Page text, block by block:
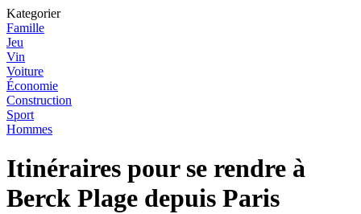
Kategorier
Famille
Jeu
Vin
Voiture
Économie
Construction
Sport
Hommes
Itinéraires pour se rendre à
Berck Plage depuis Paris